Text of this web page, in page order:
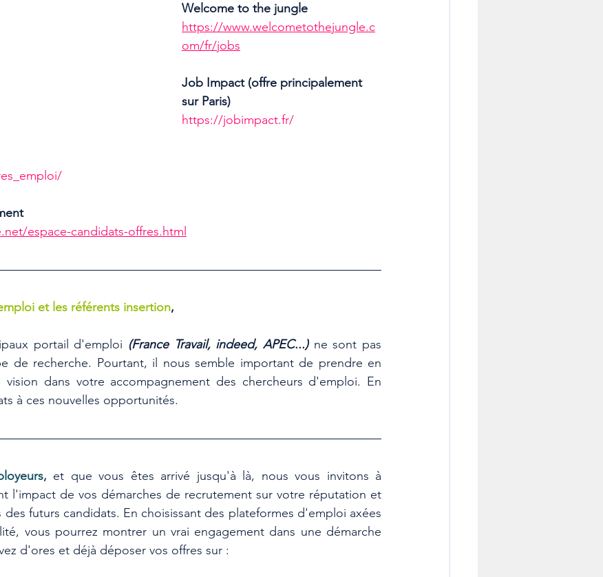
Welcome to the jungle
https://www.welcometothejungle.c
om/fr/jobs
Job Impact (offre principalement
sur Paris)
https://jobimpact.fr/
espace-candidats-offres.html
et les référents insertion,
portail d'emploi (France Travail, indeed, APEC...) ne sont pas
de recherche. Pourtant, il nous semble important de prendre en
dans votre accompagnement des chercheurs d'emploi. En
à ces nouvelles opportunités.
et que vous êtes arrivé jusqu'à là, nous vous invitons à
l'impact de vos démarches de recrutement sur votre réputation et
futurs candidats. En choisissant des plateformes d'emploi axées
vous pourrez montrer un vrai engagement dans une démarche
d'ores et déjà déposer vos offres sur :